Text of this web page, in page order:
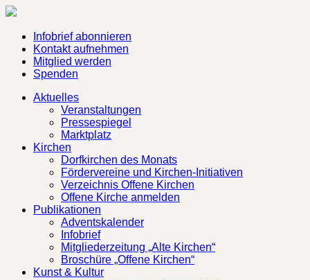
Infobrief abonnieren
Kontakt aufnehmen
Mitglied werden
Spenden
Aktuelles
Veranstaltungen
Pressespiegel
Marktplatz
Kirchen
Dorfkirchen des Monats
Fördervereine und Kirchen-Initiativen
Verzeichnis Offene Kirchen
Offene Kirche anmelden
Publikationen
Adventskalender
Infobrief
Mitgliederzeitung „Alte Kirchen“
Broschüre „Offene Kirchen“
Kunst & Kultur